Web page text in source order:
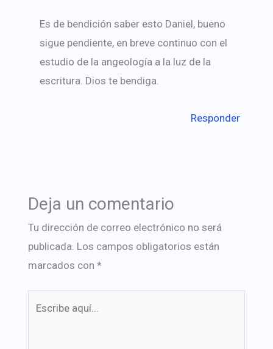
Es de bendición saber esto Daniel, bueno
sigue pendiente, en breve continuo con el
estudio de la angeología a la luz de la
escritura. Dios te bendiga.
Responder
Deja un comentario
Tu dirección de correo electrónico no será
publicada. Los campos obligatorios están
marcados con *